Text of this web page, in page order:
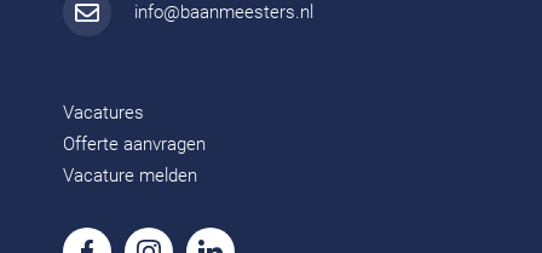
info@baanmeesters.nl
Vacatures
Offerte aanvragen
Vacature melden